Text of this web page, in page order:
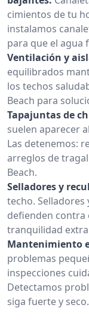
cimientos de tu
instalamos
para que el agua
Ventilación y
equilibrados
los techos
Beach para
Tapajuntas de
suelen aparecer
Las detenemos:
arreglos de
Beach.
Selladores y
techo.
defienden contra
tranquilidad
Mantenimiento
problemas
inspecciones
Detectamos
siga fuerte y seco.